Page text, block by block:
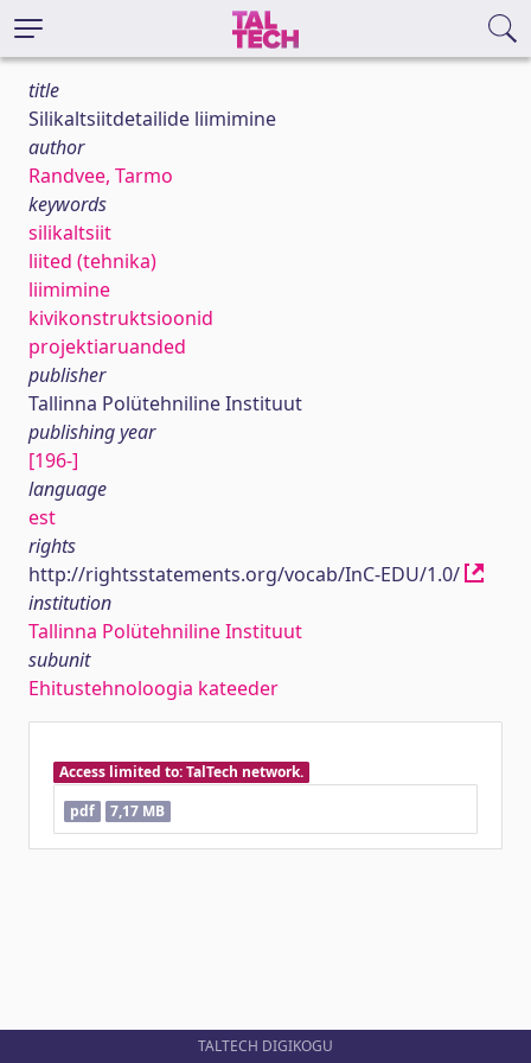
title
Silikaltsiitdetailide liimimine
author
Randvee, Tarmo
keywords
silikaltsiit
liited (tehnika)
liimimine
kivikonstruktsioonid
projektiaruanded
publisher
Tallinna Polütehniline Instituut
publishing year
[196-]
language
est
rights
http://rightsstatements.org/vocab/InC-EDU/1.0/
institution
Tallinna Polütehniline Instituut
subunit
Ehitustehnoloogia kateeder
Access limited to: TalTech network.
pdf
7,17 MB
TALTECH DIGIKOGU